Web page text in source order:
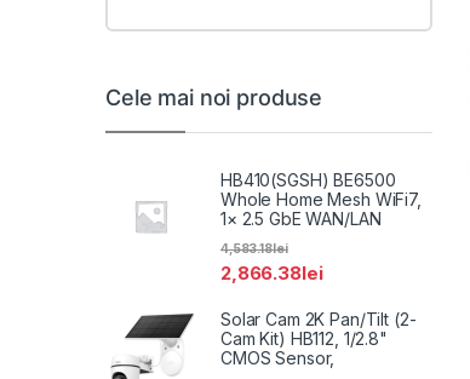
Cele mai noi produse
HB410(SGSH) BE6500
Whole Home Mesh WiFi7,
1× 2.5 GbE WAN/LAN
2,866.38lei
4,583.18lei
Solar Cam 2K Pan/Tilt (2-
Cam Kit) HB112, 1/2.8"
CMOS Sensor,